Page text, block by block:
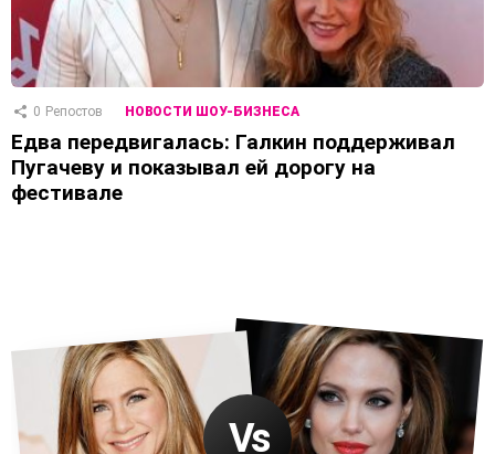
0 Репостов НОВОСТИ ШОУ-БИЗНЕСА
Едва передвигалась: Галкин поддерживал
Пугачеву и показывал ей дорогу на
фестивале